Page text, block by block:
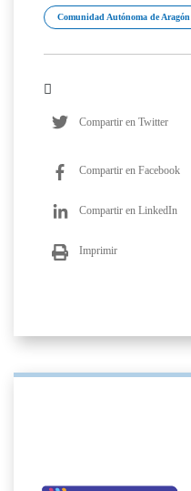
Comunidad Autónoma de Aragón
Compartir en Twitter
Compartir en Facebook
Compartir en LinkedIn
Imprimir